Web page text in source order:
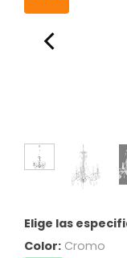
Elige las
Color: Cromo